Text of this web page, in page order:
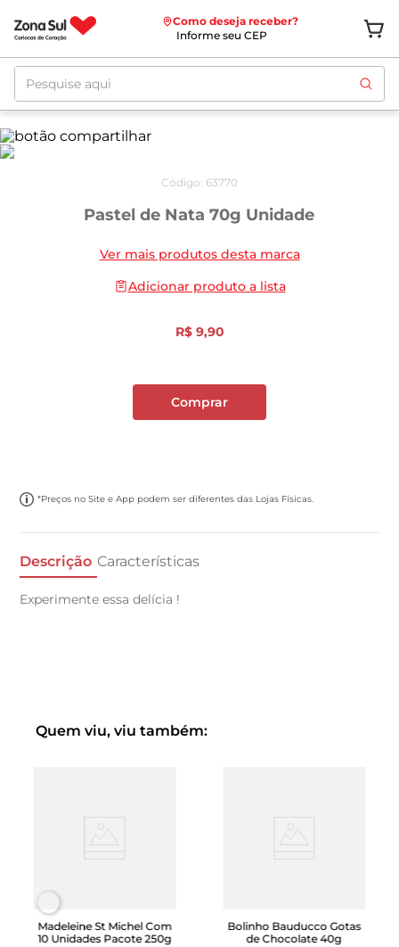
Como deseja receber?
Informe seu CEP
Pesquise aqui
Código: 63770
Pastel de Nata 70g Unidade
Ver mais produtos desta marca
Adicionar produto a lista
R$ 9,90
Comprar
*Preços no Site e App podem ser diferentes das Lojas Físicas.
Descrição Características
Experimente essa delícia !
Quem viu, viu também:
Madeleine St Michel Com
10 Unidades Pacote 250g
Bolinho Bauducco Gotas
de Chocolate 40g